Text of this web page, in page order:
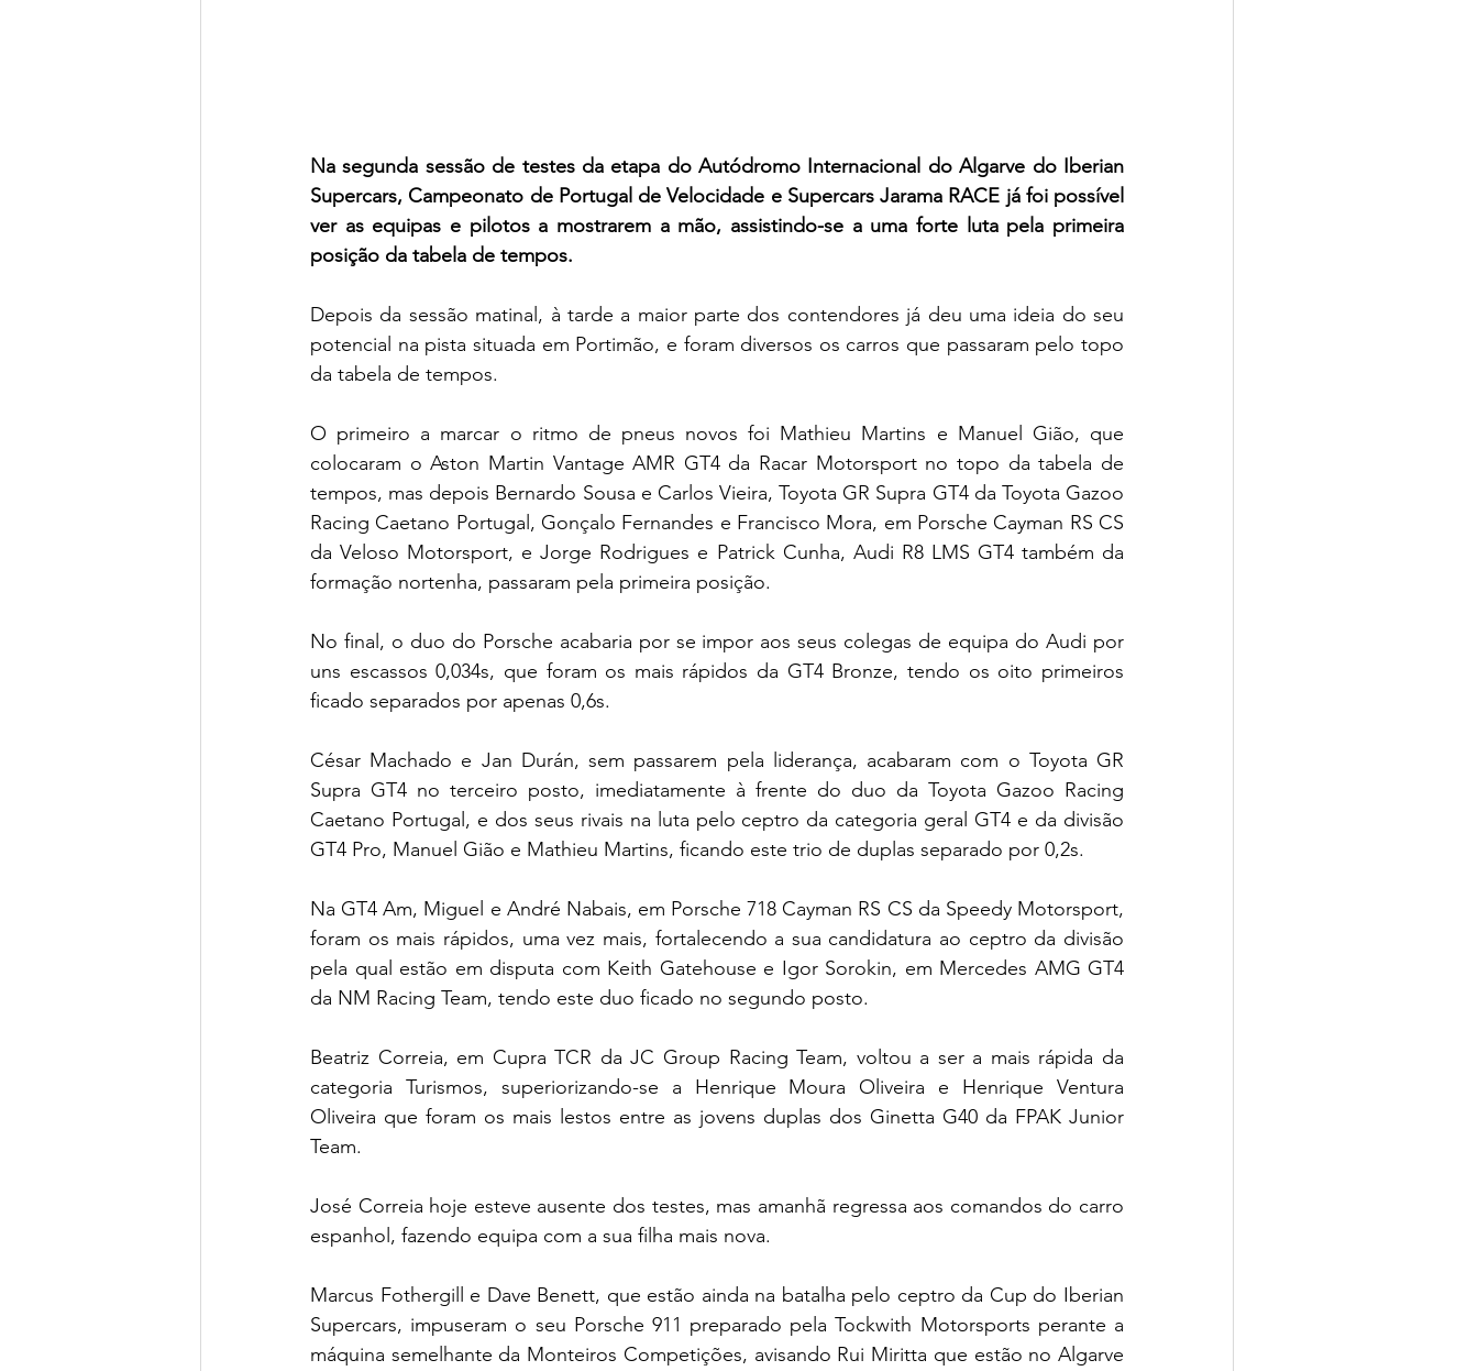
Na segunda sessão de testes da etapa do Autódromo Internacional do Algarve do Iberian
Supercars, Campeonato de Portugal de Velocidade e Supercars Jarama RACE já foi possível
ver as equipas e pilotos a mostrarem a mão, assistindo-se a uma forte luta pela primeira
posição da tabela de tempos.
Depois da sessão matinal, à tarde a maior parte dos contendores já deu uma ideia do seu
potencial na pista situada em Portimão, e foram diversos os carros que passaram pelo topo
da tabela de tempos.
O primeiro a marcar o ritmo de pneus novos foi Mathieu Martins e Manuel Gião, que
colocaram o Aston Martin Vantage AMR GT4 da Racar Motorsport no topo da tabela de
tempos, mas depois Bernardo Sousa e Carlos Vieira, Toyota GR Supra GT4 da Toyota Gazoo
Racing Caetano Portugal, Gonçalo Fernandes e Francisco Mora, em Porsche Cayman RS CS
da Veloso Motorsport, e Jorge Rodrigues e Patrick Cunha, Audi R8 LMS GT4 também da
formação nortenha, passaram pela primeira posição.
No final, o duo do Porsche acabaria por se impor aos seus colegas de equipa do Audi por
uns escassos 0,034s, que foram os mais rápidos da GT4 Bronze, tendo os oito primeiros
ficado separados por apenas 0,6s.
César Machado e Jan Durán, sem passarem pela liderança, acabaram com o Toyota GR
Supra GT4 no terceiro posto, imediatamente à frente do duo da Toyota Gazoo Racing
Caetano Portugal, e dos seus rivais na luta pelo ceptro da categoria geral GT4 e da divisão
GT4 Pro, Manuel Gião e Mathieu Martins, ficando este trio de duplas separado por 0,2s.
Na GT4 Am, Miguel e André Nabais, em Porsche 718 Cayman RS CS da Speedy Motorsport,
foram os mais rápidos, uma vez mais, fortalecendo a sua candidatura ao ceptro da divisão
pela qual estão em disputa com Keith Gatehouse e Igor Sorokin, em Mercedes AMG GT4
da NM Racing Team, tendo este duo ficado no segundo posto.
Beatriz Correia, em Cupra TCR da JC Group Racing Team, voltou a ser a mais rápida da
categoria Turismos, superiorizando-se a Henrique Moura Oliveira e Henrique Ventura
Oliveira que foram os mais lestos entre as jovens duplas dos Ginetta G40 da FPAK Junior
Team.
José Correia hoje esteve ausente dos testes, mas amanhã regressa aos comandos do carro
espanhol, fazendo equipa com a sua filha mais nova.
Marcus Fothergill e Dave Benett, que estão ainda na batalha pelo ceptro da Cup do Iberian
Supercars, impuseram o seu Porsche 911 preparado pela Tockwith Motorsports perante a
máquina semelhante da Monteiros Competições, avisando Rui Miritta que estão no Algarve